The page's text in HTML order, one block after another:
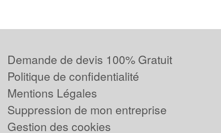
Demande de devis 100% Gratuit
Politique de confidentialité
Mentions Légales
Suppression de mon entreprise
Gestion des cookies